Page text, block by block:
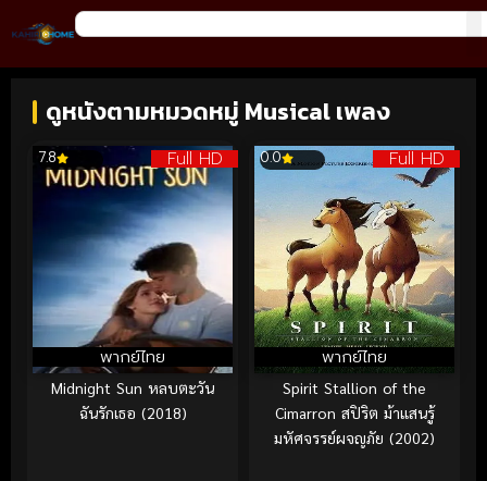
ดูหนังตามหมวดหมู่ Musical เพลง
Full HD
พากย์ไทย
7.8
Midnight Sun หลบตะวัน
ฉันรักเธอ (2018)
Full HD
พากย์ไทย
0.0
Spirit Stallion of the
Cimarron สปิริต ม้าแสนรู้
มหัศจรรย์ผจญภัย (2002)